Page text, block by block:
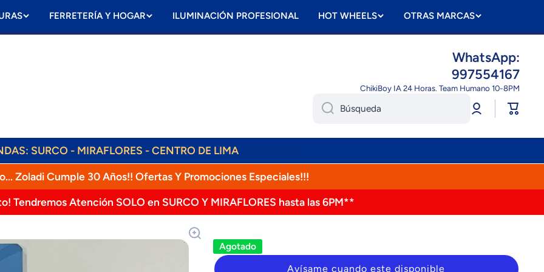
FERRETERÍA Y HOGAR ILUMINACIÓN PROFESIONAL HOT WHEELS OTRAS MARCAS
WhatsApp:
997554167
ChikiBoy IA 24 Horas. Team Humano 10-8PM
Búsqueda
Iniciar
sesión
Carrito
SURCO - MIRAFLORES - CENTRO DE LIMA
Zoladi Cumple 30 Años!! Ofertas Y Promociones Especiales!!!
Tendremos Atención SOLO en SURCO Y MIRAFLORES hasta las 6PM**
Agotado
Avísame cuando este disponible